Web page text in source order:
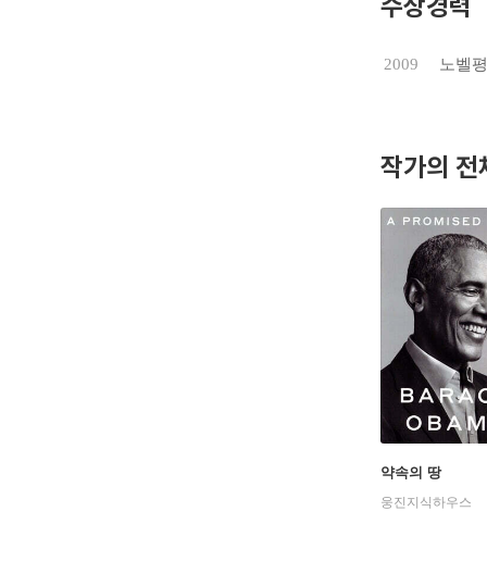
은 그의
2009 노벨
작가의 전
약속의 땅
웅진지식하우스